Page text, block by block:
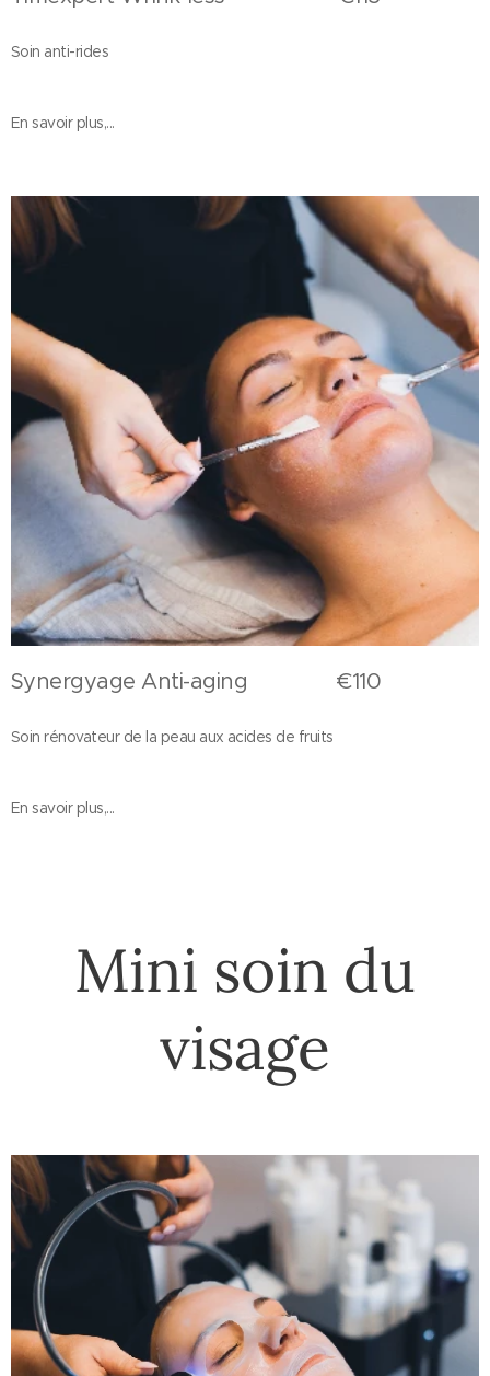
Soin anti-rides
En savoir plus,...
Synergyage Anti-aging €110
Soin rénovateur de la peau aux acides de fruits
En savoir plus,...
Mini soin du
visage